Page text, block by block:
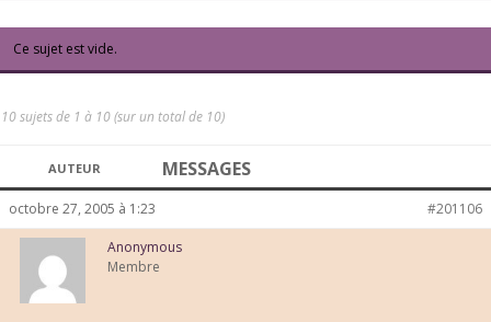
Ce sujet est vide.
10 sujets de 1 à 10 (sur un total de 10)
AUTEUR MESSAGES
octobre 27, 2005 à 1:23 #201106
Anonymous
Membre